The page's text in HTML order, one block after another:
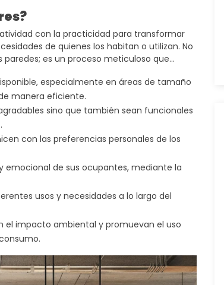
con la practicidad para transformar
de quienes los habitan o utilizan. No
es un proceso meticuloso que
y la eficiencia de los entornos habitados.
en un espacio. Implica la creación de
usuarios, todo mientras se mantienen
en una herramienta clave para arquitectos y
un área, sino también hacerla plenamente
especialmente en áreas de tamaño
manera eficiente.
sino que también sean funcionales
con las preferencias personales de los
emocional de sus ocupantes, mediante la
usos y necesidades a lo largo del
el impacto ambiental y promuevan el uso